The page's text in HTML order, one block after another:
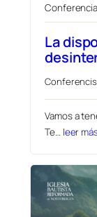
La
Vamos a
Te… leer